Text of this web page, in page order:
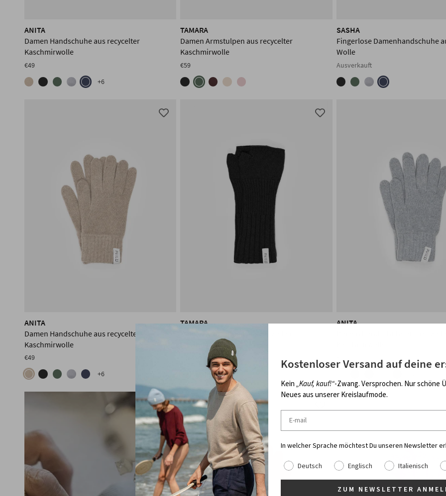
ANITA
Damen Handschuhe aus recycelter
Kaschmirwolle
€49
+6
TAMARA
Damen Armstulpen aus recycelter
Kaschmirwolle
€59
SASHA
Fingerlose Damenhandschuhe
Wolle
Ausverkauft
ANITA
Damen Handschuhe aus recycelter
Kaschmirwolle
€49
+6
TAMARA
Kaschmirwolle
ANITA
Kostenloser Versand auf deine
Kein„Kauf, kauf!“-Zwang. Versprochen. Nur schöne
Neues aus unserer Kreislaufmode.
In welcher Sprache möchtest Du unseren Newsletter
Deutsch Englisch Italienisch
ZUM NEWSLETTER